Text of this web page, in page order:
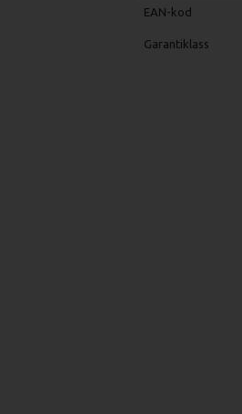
EAN-kod
Garantiklass